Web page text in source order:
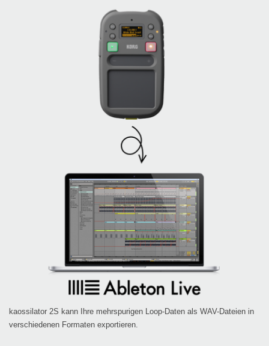
kaossilator 2S kann Ihre mehrspurigen Loop-Daten als WAV-Dateien in
verschiedenen Formaten exportieren.